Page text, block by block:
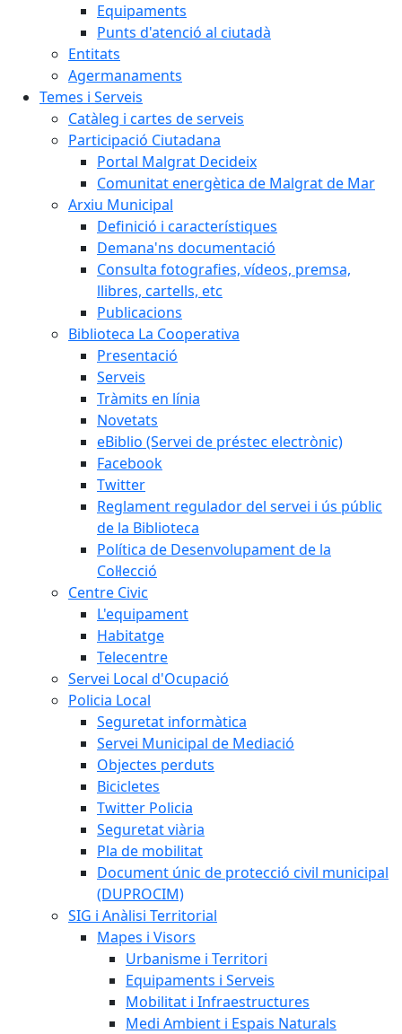
Equipaments
Punts d'atenció al ciutadà
Entitats
Agermanaments
Temes i Serveis
Catàleg i cartes de serveis
Participació Ciutadana
Portal Malgrat Decideix
Comunitat energètica de Malgrat de Mar
Arxiu Municipal
Definició i característiques
Demana'ns documentació
Consulta fotografies, vídeos, premsa,
llibres, cartells, etc
Publicacions
Biblioteca La Cooperativa
Presentació
Serveis
Tràmits en línia
Novetats
eBiblio (Servei de préstec electrònic)
Facebook
Twitter
Reglament regulador del servei i ús públic
de la Biblioteca
Política de Desenvolupament de la
Col·lecció
Centre Civic
L'equipament
Habitatge
Telecentre
Servei Local d'Ocupació
Policia Local
Seguretat informàtica
Servei Municipal de Mediació
Objectes perduts
Bicicletes
Twitter Policia
Seguretat viària
Pla de mobilitat
Document únic de protecció civil municipal
(DUPROCIM)
SIG i Anàlisi Territorial
Mapes i Visors
Urbanisme i Territori
Equipaments i Serveis
Mobilitat i Infraestructures
Medi Ambient i Espais Naturals